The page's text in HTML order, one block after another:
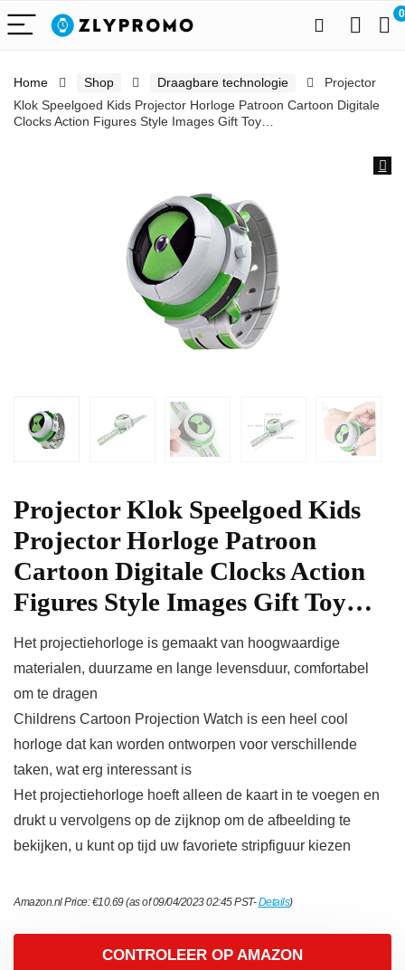
0
Home Shop Draagbare technologie
Projector
Klok Speelgoed Kids Projector Horloge Patroon Cartoon Digitale
Clocks Action Figures Style Images Gift Toy…
Projector Klok Speelgoed Kids
Projector Horloge Patroon
Cartoon Digitale Clocks Action
Figures Style Images Gift Toy…
Het projectiehorloge is gemaakt van hoogwaardige
materialen, duurzame en lange levensduur, comfortabel
om te dragen
Childrens Cartoon Projection Watch is een heel cool
horloge dat kan worden ontworpen voor verschillende
taken, wat erg interessant is
Het projectiehorloge hoeft alleen de kaart in te voegen en
drukt u vervolgens op de zijknop om de afbeelding te
bekijken, u kunt op tijd uw favoriete stripfiguur kiezen
Amazon.nl Price:€10.69(as of 09/04/2023 02:45 PST-Details)
CONTROLEER OP AMAZON